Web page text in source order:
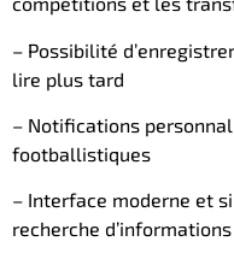
– Possibilité
lire plus tard
– Notifications
footballistiques
– Interface moderne et
recherche